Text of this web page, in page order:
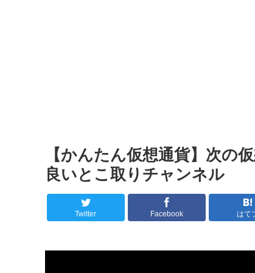
【かんたん仮想通貨】次の
良いとこ取りチャンネル
Twitter Facebook はて